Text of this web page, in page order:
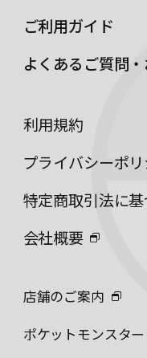
ご利用ガイド
よくあるご質問
利用規約
プライバシーポ
特定商取引法に
会社概要
店舗のご案内
ポケットモンスタ